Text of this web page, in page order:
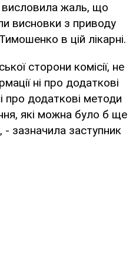
і висловила жаль, що
висновки з приводу
в цій лікарні.
сторони комісії, не
ні про додаткові
про додаткові методи
які можна було б ще
- зазначила заступник